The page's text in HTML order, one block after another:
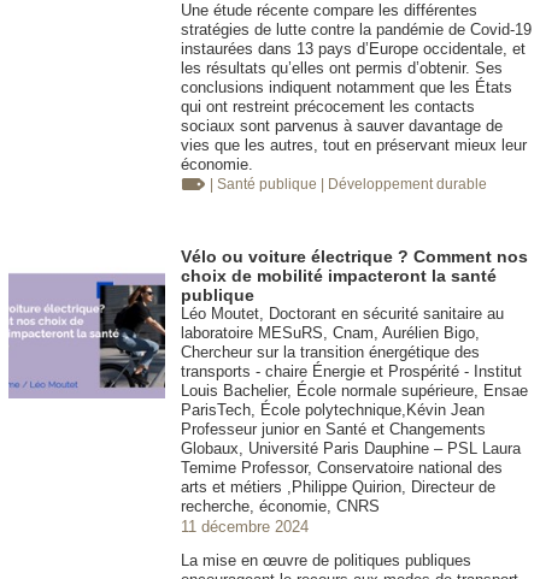
Une étude récente compare les différentes
stratégies de lutte contre la pandémie de Covid-19
instaurées dans 13 pays d’Europe occidentale, et
les résultats qu’elles ont permis d’obtenir. Ses
conclusions indiquent notamment que les États
qui ont restreint précocement les contacts
sociaux sont parvenus à sauver davantage de
vies que les autres, tout en préservant mieux leur
économie.
| Santé publique | Développement durable
Vélo ou voiture électrique ? Comment nos
choix de mobilité impacteront la santé
publique
Léo Moutet, Doctorant en sécurité sanitaire au
laboratoire MESuRS, Cnam, Aurélien Bigo,
Chercheur sur la transition énergétique des
transports - chaire Énergie et Prospérité - Institut
Louis Bachelier, École normale supérieure, Ensae
ParisTech, École polytechnique,Kévin Jean
Professeur junior en Santé et Changements
Globaux, Université Paris Dauphine – PSL Laura
Temime Professor, Conservatoire national des
arts et métiers ,Philippe Quirion, Directeur de
recherche, économie, CNRS
11 décembre 2024
La mise en œuvre de politiques publiques